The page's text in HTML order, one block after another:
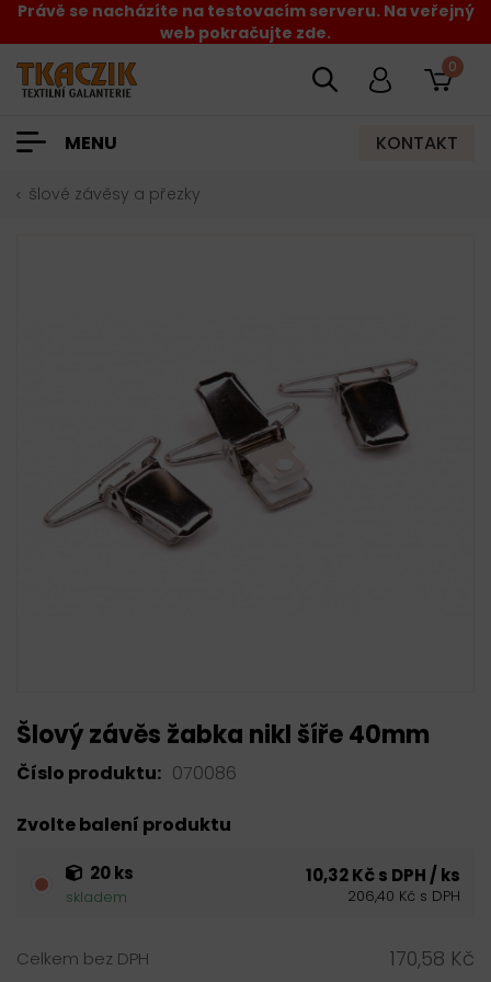
Právě se nacházíte na testovacím serveru. Na veřejný
web pokračujte zde.
0
MENU KONTAKT
šlové závěsy a přezky
Šlový závěs žabka nikl šíře 40mm
Číslo produktu: 070086
Zvolte balení produktu
20 ks
skladem
10,32 Kč s DPH / ks
206,40 Kč s DPH
Celkem bez DPH 170,58 Kč